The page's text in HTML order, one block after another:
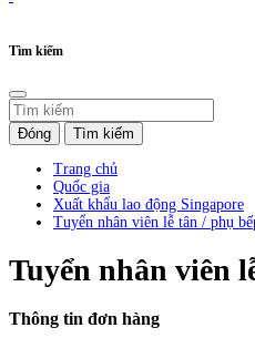
Tìm kiếm
Đóng Tìm kiếm
Trang chủ
Quốc gia
Xuất khẩu lao động Singapore
Tuyển nhân viên lễ tân / phụ
Tuyển nhân viên
Thông tin đơn hàng